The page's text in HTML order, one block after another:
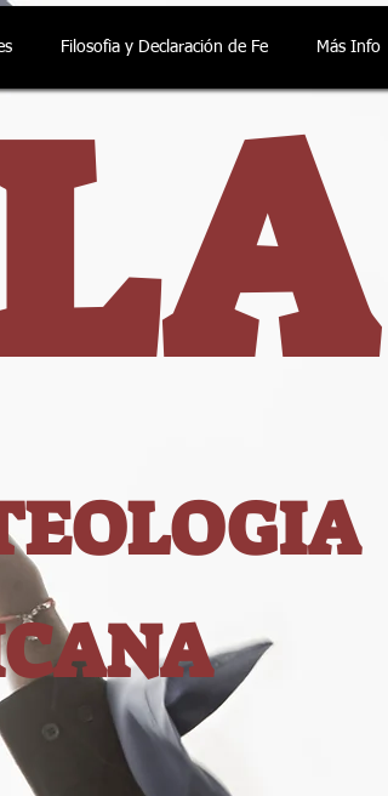
Filosofia y Declaración de Fe Más Info